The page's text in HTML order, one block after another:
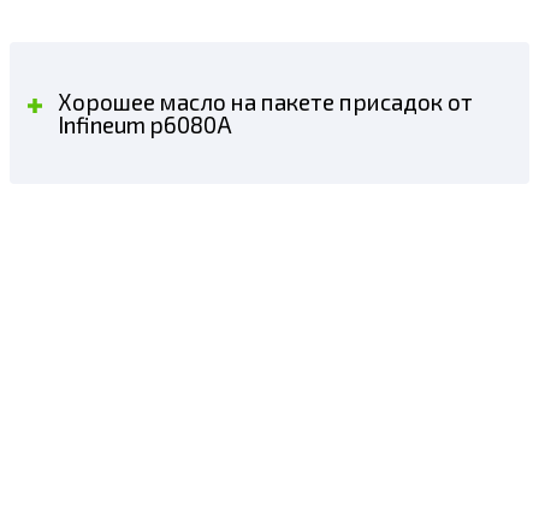
Хорошее масло на пакете присадок от
Infineum p6080A